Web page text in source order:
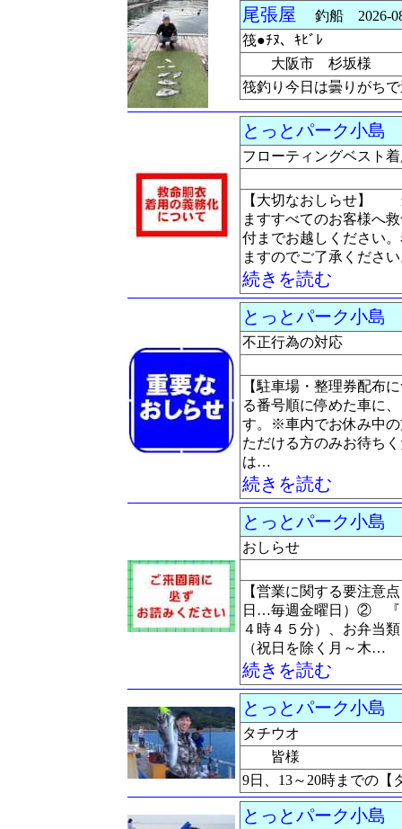
尾張屋
釣船 2026-
筏●ﾁﾇ、ｷﾋﾞﾚ
大阪市 杉坂様
筏釣り今日は曇りがち
とっとパーク小島
フローティングベスト
【大切なおしらせ】
ますすべてのお客様へ
付までお越しください
ますのでご了承くださ
続きを読む
とっとパーク小島
不正行為の対応
【駐車場・整理券配布
る番号順に停めた車に
す。※車内でお休み中の
ただける方のみお待ち
は…
続きを読む
とっとパーク小島
おしらせ
【営業に関する要注
日…毎週金曜日）② 『
４時４５分）、お弁当
（祝日を除く月～木…
続きを読む
とっとパーク小島
タチウオ
皆様
9日、13～20時までの【
とっとパーク小島